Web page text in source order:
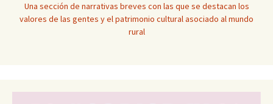
Una sección de narrativas breves con las que se destacan los
valores de las gentes y el patrimonio cultural asociado al mundo
rural